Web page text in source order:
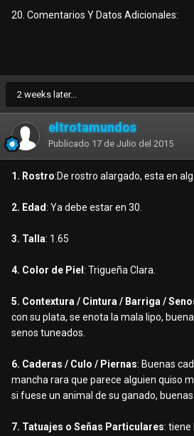
20. Comentarios Y Datos Adicionales:
2 weeks later...
eltrotamundos
Publicado 17 de Julio del 2015
1. Rostro:De rostro alargado, esta en
2. Edad: Ya debe estar en 30.
3. Talla: 1.65
4. Color de Piel : Trigueña Clara.
5. Contextura / Cintura / Barriga /
con su plata, se enota la mala lipo,
senos tuneados.
6. Caderas / Culo / Piernas: Buenas
mancha rara que parece alguien quiso
si fuese un animal de su ganado,
7. Tatuajes o Señas Particulares: tiene